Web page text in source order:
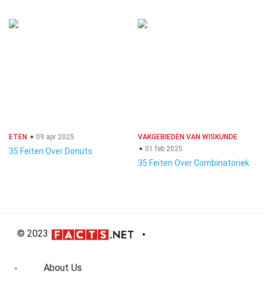
ETEN 09 apr 2025
35 Feiten Over Donuts
VAKGEBIEDEN VAN WISKUNDE
01 feb 2025
35 Feiten Over Combinatoriek
© 2023
About Us